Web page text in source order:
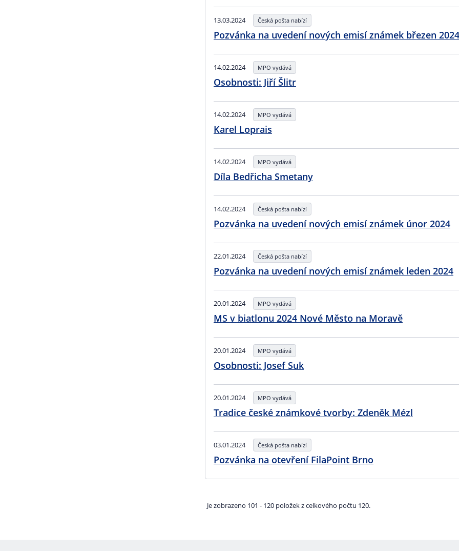
13.03.2024 Česká pošta nabízí
Pozvánka na uvedení nových emisí známek březen 2024
14.02.2024 MPO vydává
Osobnosti: Jiří Šlitr
14.02.2024 MPO vydává
Karel Loprais
14.02.2024 MPO vydává
Díla Bedřicha Smetany
14.02.2024 Česká pošta nabízí
Pozvánka na uvedení nových emisí známek únor 2024
22.01.2024 Česká pošta nabízí
Pozvánka na uvedení nových emisí známek leden 2024
20.01.2024 MPO vydává
MS v biatlonu 2024 Nové Město na Moravě
20.01.2024 MPO vydává
Osobnosti: Josef Suk
20.01.2024 MPO vydává
Tradice české známkové tvorby: Zdeněk Mézl
03.01.2024 Česká pošta nabízí
Pozvánka na otevření FilaPoint Brno
Je zobrazeno 101 - 120 položek z celkového počtu 120.